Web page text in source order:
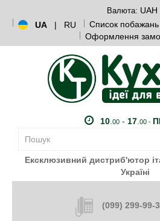
Валюта: UAH
UA
| RU Список
Оформлення
10. 00- 17. 00 -
Ексклюзивний дистриб'ютор
Україні
(099) 299-99-